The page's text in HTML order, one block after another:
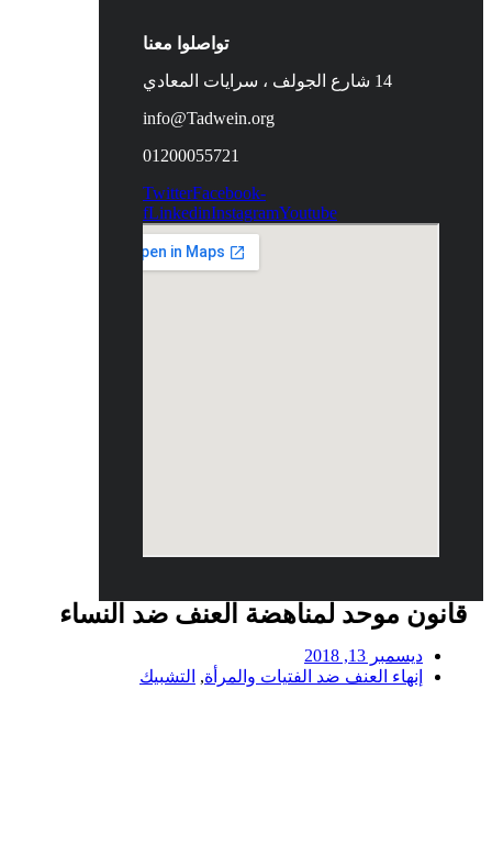
تواصلوا معنا
14 شارع الجولف ، سرايات المعادي
info@Tadwein.org
01200055721
TwitterFacebook-
fLinkedinInstagramYoutube
قانون موحد لمناهضة العنف ضد النساء
ديسمبر 13, 2018
إنهاء العنف ضد الفتيات والمرأة, التشبيك